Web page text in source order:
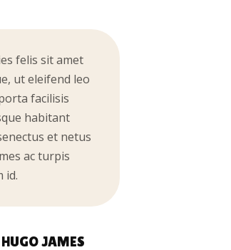
felis sit amet
ut eleifend leo
facilisis
habitant
et netus
ac turpis
id.
HUGO JAMES